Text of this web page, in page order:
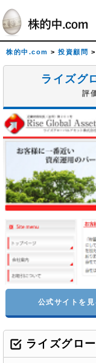
株的中.com > 投資顧問 >
ライズグ
評
公式サイトを見
ライズグロ